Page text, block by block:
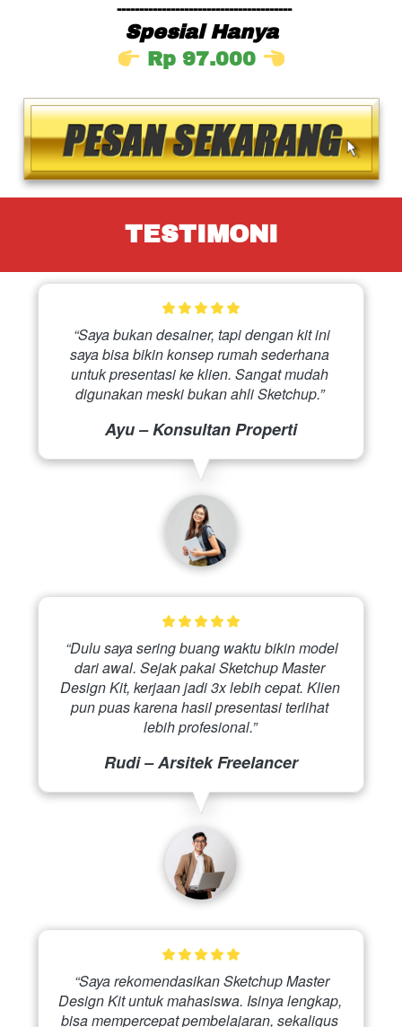
---------------------------------------
Spesial Hanya
Rp 97.000
TESTIMONI
saya bisa bikin konsep rumah sederhana
untuk presentasi ke klien. Sangat mudah
digunakan meski bukan ahli Sketchup.”
Ayu – Konsultan Properti
dari awal. Sejak pakai Sketchup Master
Design Kit, kerjaan jadi 3x lebih cepat. Klien
pun puas karena hasil presentasi terlihat
lebih profesional.”
Rudi – Arsitek Freelancer
Design Kit untuk mahasiswa. Isinya lengkap,
bisa mempercepat pembelajaran, sekaligus